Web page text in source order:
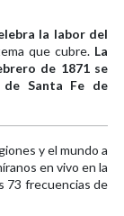
la labor del
que cubre. La
de 1871 se
Santa Fe de
y el mundo a
en vivo en la
73 frecuencias de